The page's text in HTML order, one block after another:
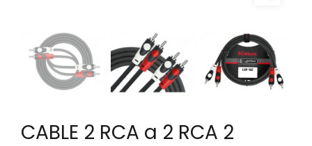
CABLE 2 RCA a 2 RCA 2